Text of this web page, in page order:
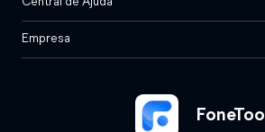
FoneTool
Empresa